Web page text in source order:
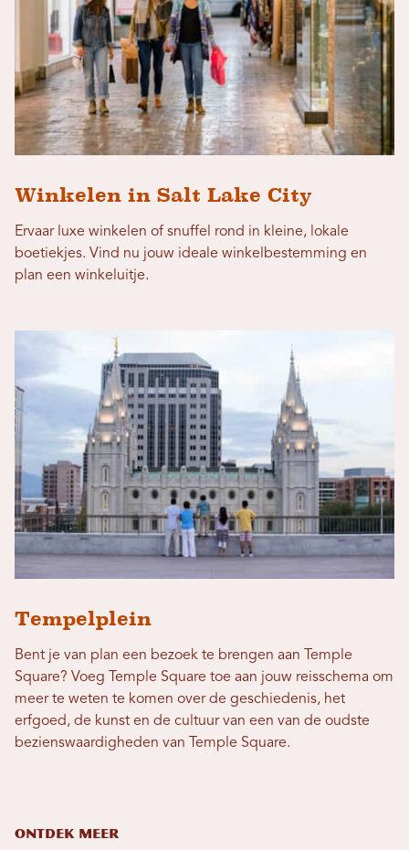
Winkelen in Salt Lake City
Ervaar luxe winkelen of snuffel rond in kleine, lokale
boetiekjes. Vind nu jouw ideale winkelbestemming en
plan een winkeluitje.
Tempelplein
Bent je van plan een bezoek te brengen aan Temple
Square? Voeg Temple Square toe aan jouw reisschema om
meer te weten te komen over de geschiedenis, het
erfgoed, de kunst en de cultuur van een van de oudste
bezienswaardigheden van Temple Square.
ONTDEK MEER